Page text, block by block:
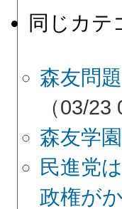
同じカテ
森友問
（03/23
森友学
民進党
政権が